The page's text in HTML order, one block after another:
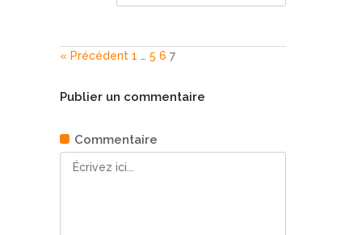
« Précédent 1 … 5 6 7
Publier un commentaire
Commentaire